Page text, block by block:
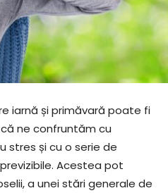
iarnă și primăvară poate fi
ne confruntăm cu
stres și cu o serie de
Acestea pot
a unei stări generale de